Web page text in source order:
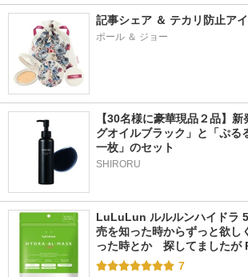
記事シェア ＆ テカリ防止ア
ポール ＆ ジョー
【30名様に豪華現品２品】
グオイルブラック」と「ぷる
一枚」のセット
SHIRORU
LuLuLun ルルルンハイドラ
売を知った時からずっと欲し
った時とか　探してました
7